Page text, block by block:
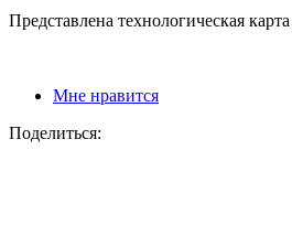
Представлена технологическая
Мне нравится
Поделиться: